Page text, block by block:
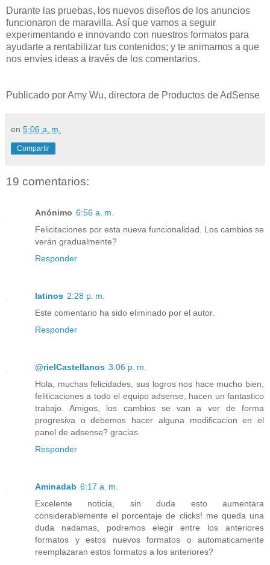
Durante las pruebas, los nuevos diseños de los anuncios
funcionaron de maravilla. Así que vamos a seguir
experimentando e innovando con nuestros formatos para
ayudarte a rentabilizar tus contenidos; y te animamos a que
nos envíes ideas a través de los comentarios.
Publicado por Amy Wu, directora de Productos de AdSense
en 5:06 a. m.
Compartir
19 comentarios:
Anónimo 6:56 a. m.
Felicitaciones por esta nueva funcionalidad. Los cambios se
verán gradualmente?
Responder
latinos 2:28 p. m.
Este comentario ha sido eliminado por el autor.
Responder
@rielCastellanos 3:06 p. m.
Hola, muchas felicidades, sus logros nos hace mucho bien,
feliticaciones a todo el equipo adsense, hacen un fantastico
trabajo. Amigos, los cambios se van a ver de forma
progresiva o debemos hacer alguna modificacion en el
panel de adsense? gracias.
Responder
Aminadab 6:17 a. m.
Excelente noticia, sin duda esto aumentara
considerablemente el porcentaje de clicks! me queda una
duda nadamas, podremos elegir entre los anteriores
formatos y estos nuevos formatos o automaticamente
reemplazaran estos formatos a los anteriores?